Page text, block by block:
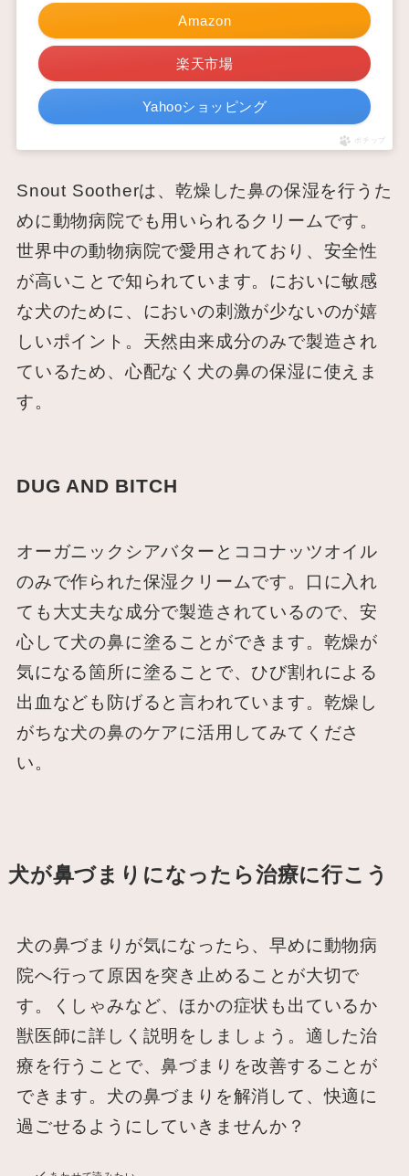
Amazon
楽天市場
Yahooショッピング
ポチップ
Snout Sootherは、乾燥した鼻の保湿を行うた
めに動物病院でも用いられるクリームです。
世界中の動物病院で愛用されており、安全性
が高いことで知られています。においに敏感
な犬のために、においの刺激が少ないのが嬉
しいポイント。天然由来成分のみで製造され
ているため、心配なく犬の鼻の保湿に使えま
す。
DUG AND BITCH
オーガニックシアバターとココナッツオイル
のみで作られた保湿クリームです。口に入れ
ても大丈夫な成分で製造されているので、安
心して犬の鼻に塗ることができます。乾燥が
気になる箇所に塗ることで、ひび割れによる
出血なども防げると言われています。乾燥し
がちな犬の鼻のケアに活用してみてくださ
い。
犬が鼻づまりになったら治療に行こう
犬の鼻づまりが気になったら、早めに動物病
院へ行って原因を突き止めることが大切で
す。くしゃみなど、ほかの症状も出ているか
獣医師に詳しく説明をしましょう。適した治
療を行うことで、鼻づまりを改善することが
できます。犬の鼻づまりを解消して、快適に
過ごせるようにしていきませんか？